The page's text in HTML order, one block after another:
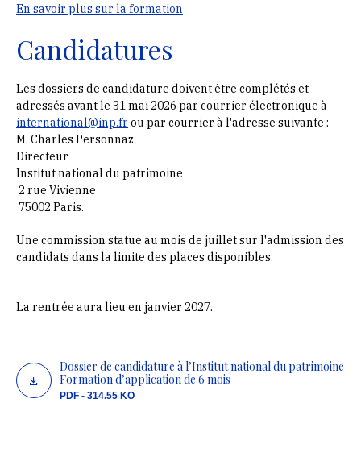
En savoir plus sur la formation
Candidatures
Les dossiers de candidature doivent être complétés et
adressés avant le 31 mai 2026 par courrier électronique à
international@inp.fr ou par courrier à l'adresse suivante :
M. Charles Personnaz
Directeur
Institut national du patrimoine
2 rue Vivienne
75002 Paris.
Une commission statue au mois de juillet sur l'admission des
candidats dans la limite des places disponibles.
La rentrée aura lieu en janvier 2027.
Dossier de candidature à l’Institut national du patrimoine
Formation d’application de 6 mois
PDF - 314.55 KO